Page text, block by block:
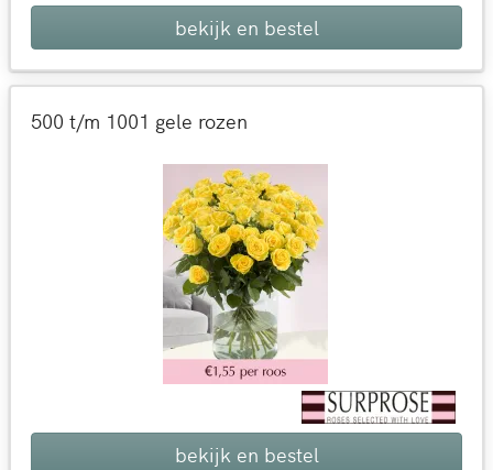
bekijk en bestel
500 t/m 1001 gele rozen
bekijk en bestel